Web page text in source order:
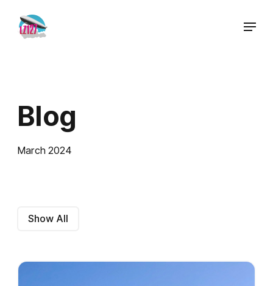
Blog
March 2024
Show All